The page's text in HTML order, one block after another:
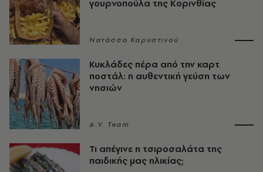
γουρνοπούλα της Κορινθίας
Νατάσσα Καρυστινού
Κυκλάδες πέρα από την καρτ
ποστάλ: η αυθεντική γεύση των
νησιών
A.V. Team
Τι απέγινε η τσιροσαλάτα της
παιδικής μας ηλικίας;